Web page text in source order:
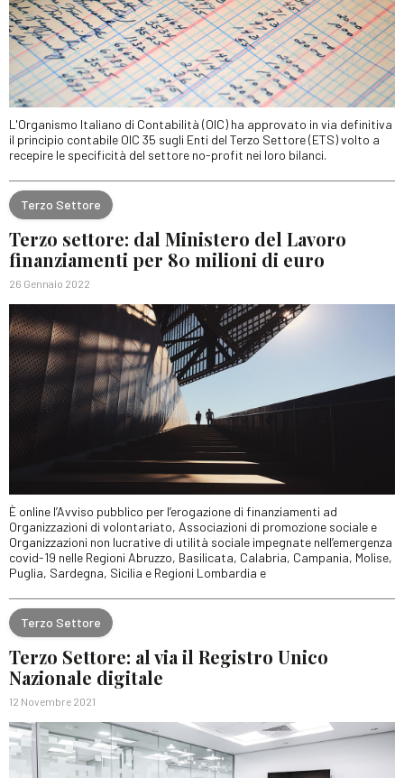
L'Organismo Italiano di Contabilità (OIC) ha approvato in via definitiva
il principio contabile OIC 35 sugli Enti del Terzo Settore (ETS) volto a
recepire le specificità del settore no-profit nei loro bilanci.
Terzo Settore
Terzo settore: dal Ministero del Lavoro
finanziamenti per 80 milioni di euro
26 Gennaio 2022
È online l’Avviso pubblico per l’erogazione di finanziamenti ad
Organizzazioni di volontariato, Associazioni di promozione sociale e
Organizzazioni non lucrative di utilità sociale impegnate nell’emergenza
covid-19 nelle Regioni Abruzzo, Basilicata, Calabria, Campania, Molise,
Puglia, Sardegna, Sicilia e Regioni Lombardia e
Terzo Settore
Terzo Settore: al via il Registro Unico
Nazionale digitale
12 Novembre 2021